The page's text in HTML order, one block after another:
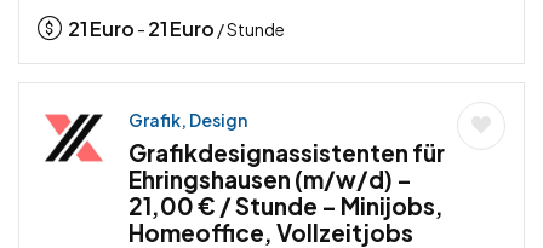
21Euro - 21Euro / Stunde
Grafik, Design
Grafikdesignassistenten für
Ehringshausen (m/w/d) –
21,00 € / Stunde – Minijobs,
Homeoffice, Vollzeitjobs